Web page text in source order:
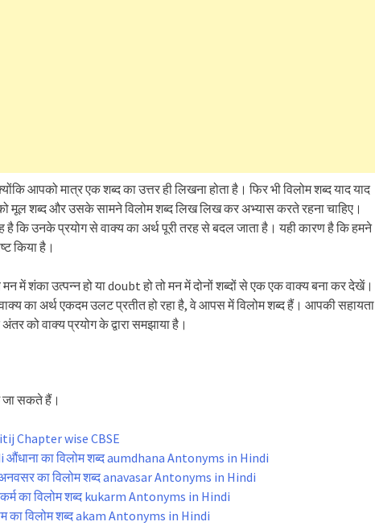
आपको मात्र एक शब्द का उत्तर ही लिखना होता है। फिर भी विलोम शब्द याद याद
शब्द और उसके सामने विलोम शब्द लिख लिख कर अभ्यास करते रहना चाहिए।
कि उनके प्रयोग से वाक्य का अर्थ पूरी तरह से बदल जाता है। यही कारण है कि हमने
किया है।
में शंका उत्पन्न हो या doubt हो तो मन में दोनों शब्दों से एक एक वाक्य बना कर देखें।
का अर्थ एकदम उलट प्रतीत हो रहा है, वे आपस में विलोम शब्द हैं। आपकी सहायता
को वाक्य प्रयोग के द्वारा समझाया है।
जा सकते हैं।
Chapter wise CBSE
का विलोम शब्द aumdhana Antonyms in Hindi
का विलोम शब्द anavasar Antonyms in Hindi
का विलोम शब्द kukarm Antonyms in Hindi
विलोम शब्द akam Antonyms in Hindi